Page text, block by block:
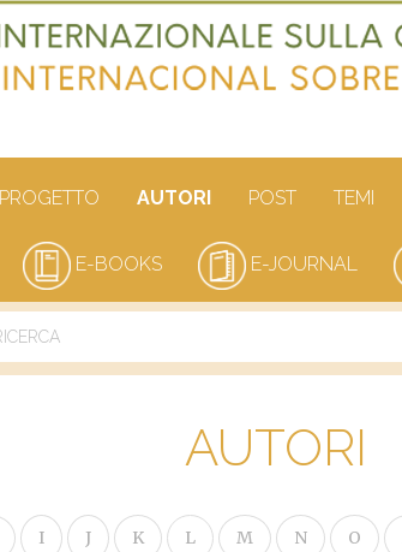
PROGETTO AUTORI POST TEMI
E-BOOKS E-JOURNAL
AUTORI
I J K L M N O